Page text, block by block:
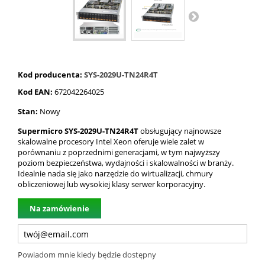
Kod producenta: SYS-2029U-TN24R4T
Kod EAN: 672042264025
Stan: Nowy
Supermicro SYS-2029U-TN24R4Tobsługujący najnowsze
skalowalne procesory Intel Xeon oferuje wiele zalet w
porównaniu z poprzednimi generacjami, w tym najwyższy
poziom bezpieczeństwa, wydajności i skalowalności w branży.
Idealnie nada się jako narzędzie do wirtualizacji, chmury
obliczeniowej lub wysokiej klasy serwer korporacyjny.
Na zamówienie
Powiadom mnie kiedy będzie dostępny